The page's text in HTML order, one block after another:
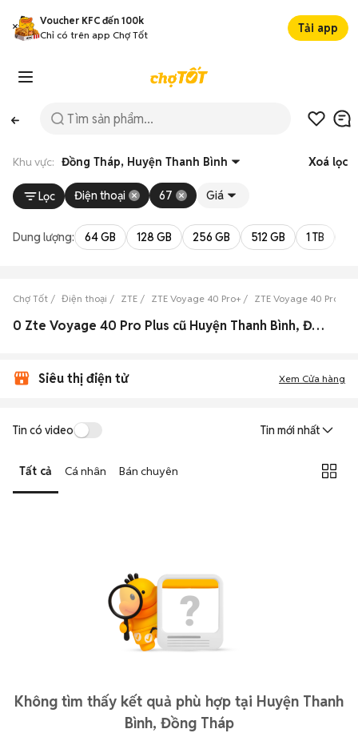
Voucher KFC đến 100k
Chỉ có trên app Chợ Tốt
Tải app
Khu vực: Đồng Tháp, Huyện Thanh Bình Xoá lọc
Lọc Điện thoại 67 Giá
Dung lượng: 64 GB 128 GB 256 GB 512 GB 1 TB
Chợ Tốt Điện thoại ZTE ZTE Voyage 40 Pro+ ZTE Voyage 40 Pro+
0 Zte Voyage 40 Pro Plus cũ Huyện Thanh Bình, Đồng Tháp đẹp
Siêu thị điện tử Xem Cửa hàng
Tin có video Tin mới nhất
Tất cả Cá nhân Bán chuyên
Không tìm thấy kết quả phù hợp tại Huyện Thanh
Bình, Đồng Tháp